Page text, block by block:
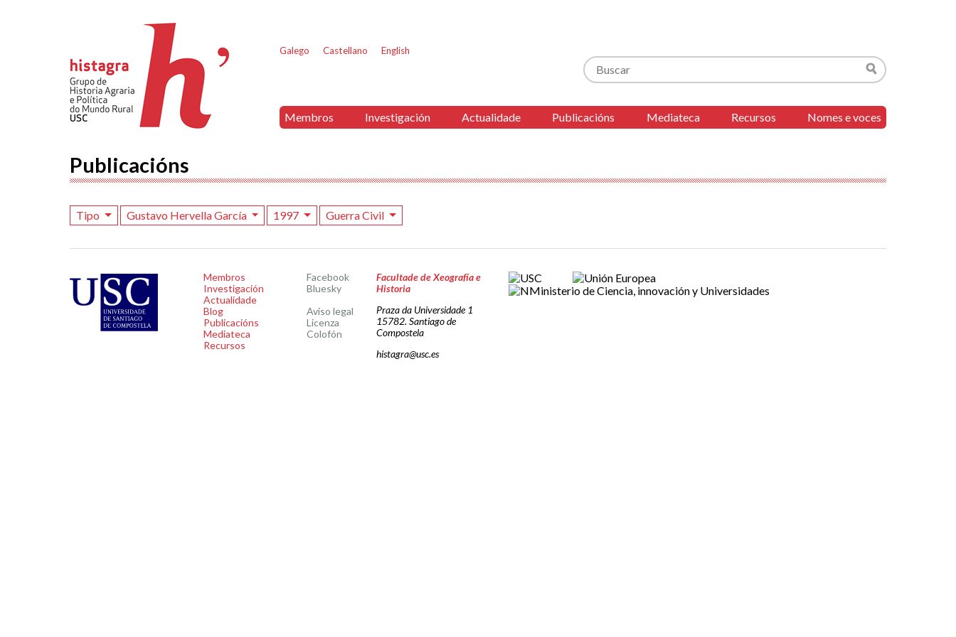
Galego Castellano English
Buscar
Buscar
Membros Investigación Actualidade Publicacións Mediateca Recursos Nomes e voces
Publicacións
Tipo Gustavo Hervella García 1997 Guerra Civil
Membros
Investigación
Actualidade
Blog
Publicacións
Mediateca
Recursos
Facebook
Bluesky
Aviso legal
Licenza
Colofón
Facultade de Xeografía e
Historia
Praza da Universidade 1
15782. Santiago de
Compostela
histagra@usc.es